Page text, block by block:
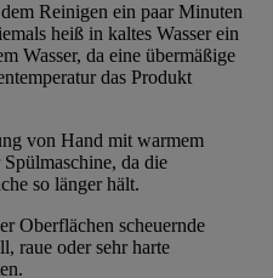
Reinigen ein paar Minuten
heiß in kaltes Wasser ein
Wasser, da eine übermäßige
das Produkt
von Hand mit warmem
da die
so länger hält.
Oberflächen scheuernde
raue oder sehr harte